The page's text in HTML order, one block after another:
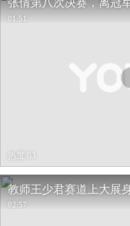
张倩第八次决赛，离冠
01:51
热度 63
教师王少君赛道上大展
02:57